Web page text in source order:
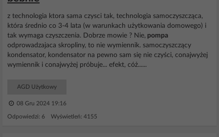
z technologia ktora sama czysci tak, technologia samoczyszcząca,
która średnio co 3-4 lata (w warunkach użytkowania domowego) i
tak wymaga czyszczenia. Dobrze mowie ? Nie, pompa
odprowadzajaca skropliny, to nie wymiennik. samoczyszczący
kondensator, kondensator na pewno sam się nie czyści, conajwyżej
wymiennik i conajwyżej próbuje... efekt, cóż......
AGD Użytkowy
08 Gru 2024 19:16
Odpowiedzi: 6 Wyświetleń: 4155